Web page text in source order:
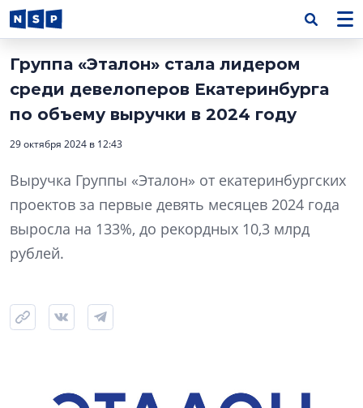
Группа «Эталон» стала лидером
среди девелоперов Екатеринбурга
по объему выручки в 2024 году
29 октября 2024 в 12:43
Выручка Группы «Эталон» от екатеринбургских
проектов за первые девять месяцев 2024 года
выросла на 133%, до рекордных 10,3 млрд
рублей.